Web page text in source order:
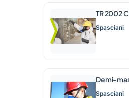
TR 2002
Spasciani
Demi-
Spasciani